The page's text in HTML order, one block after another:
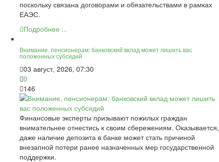
поскольку связана договорами и обязательствами в рамках
ЕАЭС.
Подробнее ...
Внимание, пенсионерам: банковский вклад может лишить вас
положенных субсидий
03 август, 2026, 07:30
0
146
Финансовые эксперты призывают пожилых граждан
внимательнее отнестись к своим сбережениям. Оказывается,
даже наличие депозита в банке может стать причиной
внезапной потери ранее назначенных мер государственной
поддержки.